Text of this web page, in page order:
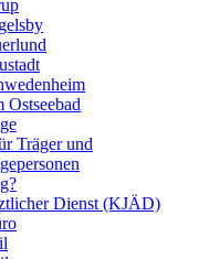
Ostseebad
Träger und
Dienst (KJÄD)